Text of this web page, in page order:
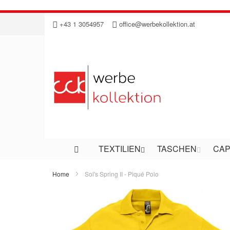
Direkt
Inhalt
+43 1 3054957 office@werbekollektion.at
TEXTILIEN TASCHEN
Home Sol's Spring II - Piqué Polo
Bildergalerie